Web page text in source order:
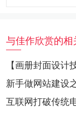
与佳作欣赏的相